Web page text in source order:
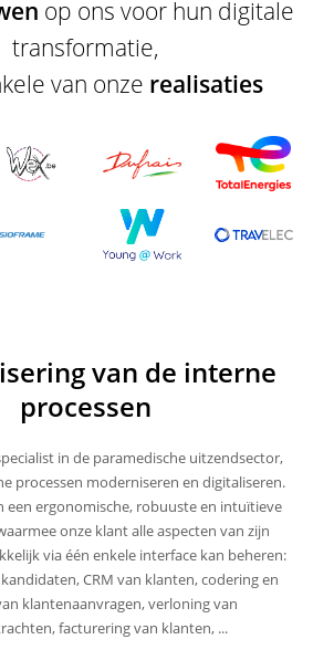
op ons voor hun digitale
transformatie,
van onze realisaties
van de interne
processen
in de paramedische uitzendsector,
processen moderniseren en digitaliseren.
een ergonomische, robuuste en intuïtieve
onze klant alle aspecten van zijn
via één enkele interface kan beheren:
CRM van klanten, codering en
klantenaanvragen, verloning van
facturering van klanten, ...